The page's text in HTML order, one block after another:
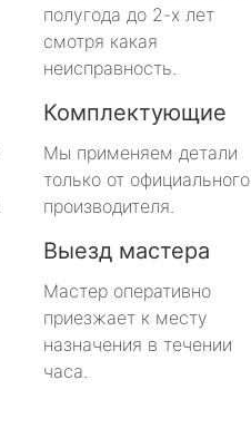
полугода до 2-х лет
смотря какая
неисправность.
Комплектующие
Мы применяем детали
только от официального
производителя.
Выезд мастера
Мастер оперативно
приезжает к месту
назначения в течении
часа.